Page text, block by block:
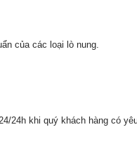
của các loại lò nung.
24h khi quý khách hàng có